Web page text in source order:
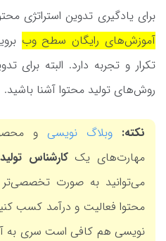
برای یادگیری تدوین استراتژی
آموزش‌های رایگان سطح وب
تکرار و تجربه دارد. البته برای
روش‌های تولید محتوا آشنا باشید.
نکته: وبلاگ نویسی و
مهارت‌های یککارشناس
می‌توانید به صورت تخصصی‌تر
محتوا فعالیت و درآمد کسب
نویسی هم کافی است سری به